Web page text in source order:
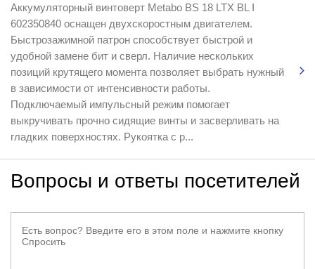
Аккумуляторный винтоверт Metabo BS 18 LTX BL I
602350840 оснащен двухскоростным двигателем.
Быстрозажимной патрон способствует быстрой и
удобной замене бит и сверл. Наличие нескольких
позиций крутящего момента позволяет выбрать нужный
в зависимости от интенсивности работы.
Подключаемый импульсный режим помогает
выкручивать прочно сидящие винты и засверливать на
гладких поверхностях. Рукоятка с р...
Вопросы и ответы посетителей